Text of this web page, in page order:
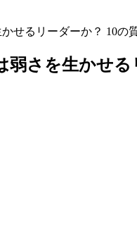
せるリーダーか？ 10の
弱さを生かせる